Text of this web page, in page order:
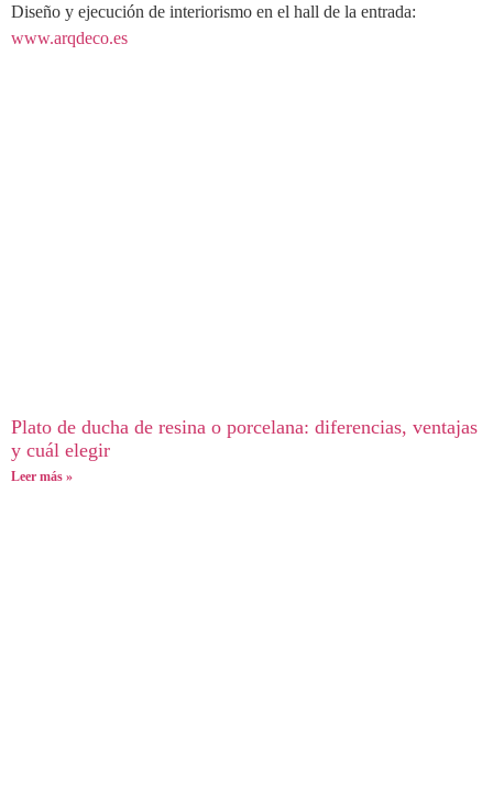
Diseño y ejecución de interiorismo en el hall de la entrada:
www.arqdeco.es
Plato de ducha de resina o porcelana: diferencias, ventajas
y cuál elegir
Leer más »